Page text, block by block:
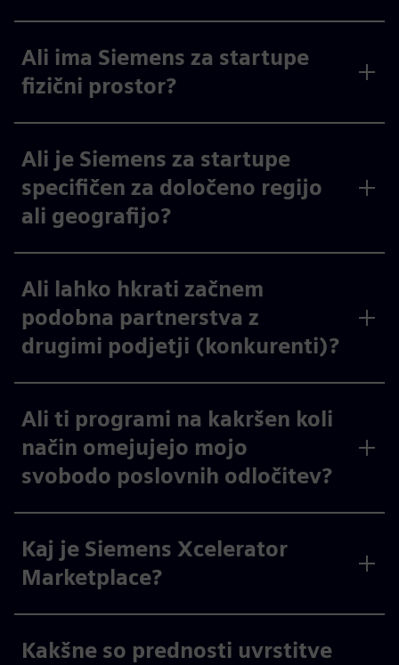
Ali ima Siemens za startupe
fizični prostor?
Ali je Siemens za startupe
specifičen za določeno regijo
ali geografijo?
Ali lahko hkrati začnem
podobna partnerstva z
drugimi podjetji (konkurenti)?
Ali ti programi na kakršen koli
način omejujejo mojo
svobodo poslovnih odločitev?
Kaj je Siemens Xcelerator
Marketplace?
Kakšne so prednosti uvrstitve